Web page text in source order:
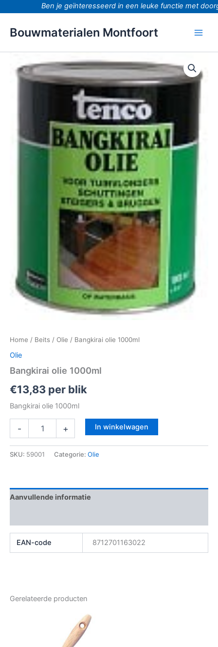
Ben je geïnteresseerd in een leuke functie met
Bouwmaterialen Montfoort
Home / Beits / Olie / Bangkirai olie 1000ml
Olie
Bangkirai olie 1000ml
€13,83 per blik
Bangkirai olie 1000ml
-
olie
1000ml
+ In winkelwagen
SKU: 59001 Categorie: Olie
Aanvullende informatie
EAN-code 8712701163022
Gerelateerde producten